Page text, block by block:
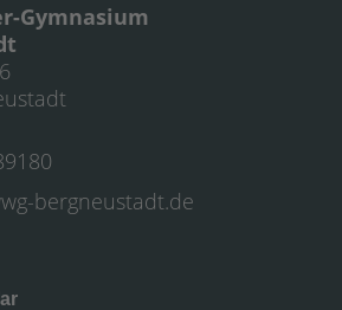
Gymnasium
bergneustadt.de